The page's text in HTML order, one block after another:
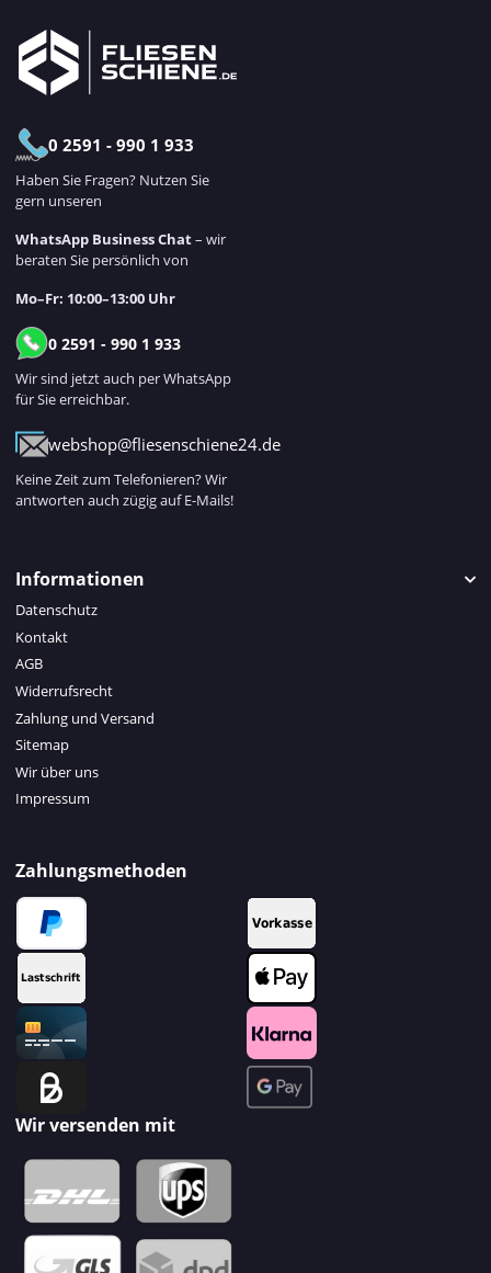
0 2591 - 990 1 933
Haben Sie Fragen? Nutzen Sie
gern unseren
WhatsApp Business Chat– wir
beraten Sie persönlich von
Mo–Fr: 10:00–13:00 Uhr
0 2591 - 990 1 933
Wir sind jetzt auch per WhatsApp
für Sie erreichbar.
webshop@fliesenschiene24.de
Keine Zeit zum Telefonieren? Wir
antworten auch zügig auf E-Mails!
Informationen
Datenschutz
Kontakt
AGB
Widerrufsrecht
Zahlung und Versand
Sitemap
Wir über uns
Impressum
Zahlungsmethoden
Wir versenden mit